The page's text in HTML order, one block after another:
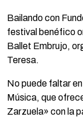
Bailando con
festival benéfico
Ballet Embrujo,
Teresa.
No puede faltar
Música, que
Zarzuela» con la